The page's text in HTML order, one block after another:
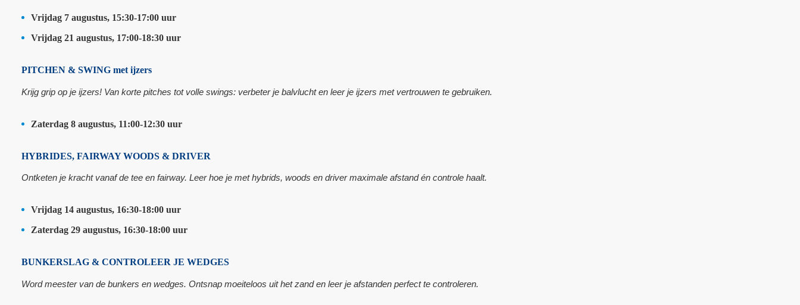
Vrijdag 7 augustus, 15:30-17:00 uur
Vrijdag 21 augustus, 17:00-18:30 uur
PITCHEN & SWING met ijzers
Krijg grip op je ijzers! Van korte pitches tot volle swings: verbeter je balvlucht en leer je ijzers met vertrouwen te gebruiken.
Zaterdag 8 augustus, 11:00-12:30 uur
HYBRIDES, FAIRWAY WOODS & DRIVER
Ontketen je kracht vanaf de tee en fairway. Leer hoe je met hybrids, woods en driver maximale afstand én controle haalt.
Vrijdag 14 augustus, 16:30-18:00 uur
Zaterdag 29 augustus, 16:30-18:00 uur
BUNKERSLAG & CONTROLEER JE WEDGES
Word meester van de bunkers en wedges. Ontsnap moeiteloos uit het zand en leer je afstanden perfect te controleren.